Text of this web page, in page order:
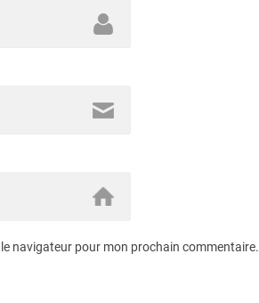
navigateur pour mon prochain commentaire.